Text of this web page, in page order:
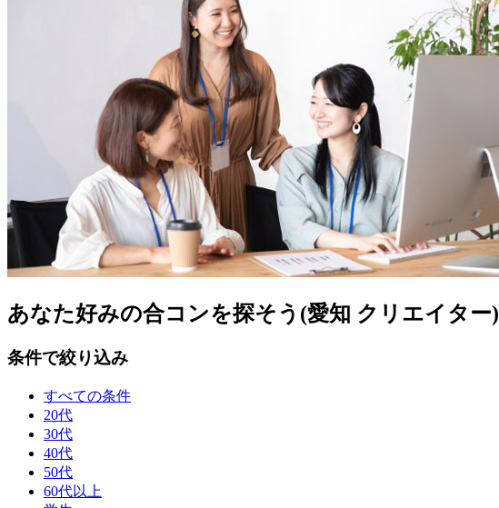
あなた好みの合コンを探そう(愛知 クリエイター)
条件で絞り込み
すべての条件
20代
30代
40代
50代
60代以上